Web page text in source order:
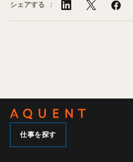
シェアする :
仕事を探す